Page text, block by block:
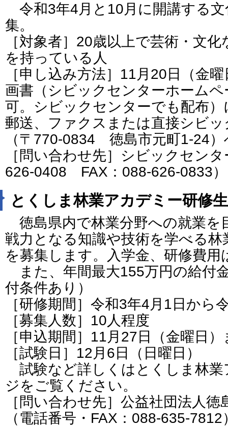
令和3年4月と10月に開講する文
集。
［対象者］20歳以上で芸術・文
を持っている人
［申し込み方法］11月20日（金
画書（シビックセンターホーム
可。シビックセンターでも配布
郵送、ファクスまたは直接シビ
（〒770-0834 徳島市元町1-24）
［問い合わせ先］シビックセン
626-0408 FAX：088-626-0833）
とくしま林業アカデミー研修生
徳島県内で林業分野への就業を
戦力となる知識や技術を学べる
を募集します。入学金、研修費用
また、年間最大155万円の給付
付条件あり）
［研修期間］令和3年4月1日から
［募集人数］10人程度
［申込期間］11月27日（金曜日）
［試験日］12月6日（日曜日）
試験など詳しくはとくしま林業
ジをご覧ください。
［問い合わせ先］公益社団法人
（電話番号・FAX：088-635-7812